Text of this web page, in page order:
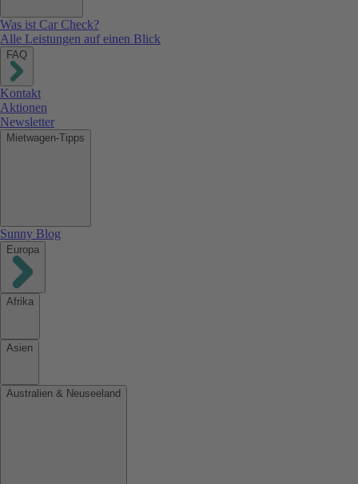
Was ist Car Check?
Alle Leistungen auf einen Blick
FAQ
Kontakt
Aktionen
Newsletter
Mietwagen-Tipps
Sunny Blog
Europa
Afrika
Asien
Australien & Neuseeland